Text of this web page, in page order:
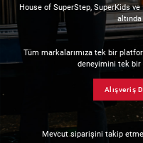
House of SuperStep, SuperKids
Tüm markalarımıza tek bir
deneyimini tek
Alışveriş
Mevcut siparişini takip